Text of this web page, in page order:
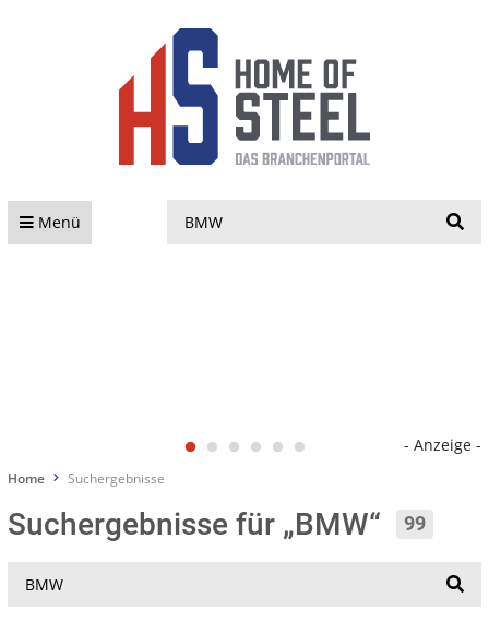
Menü
- Anzeige -
Home Suchergebnisse
Suchergebnisse für „BMW“ 99